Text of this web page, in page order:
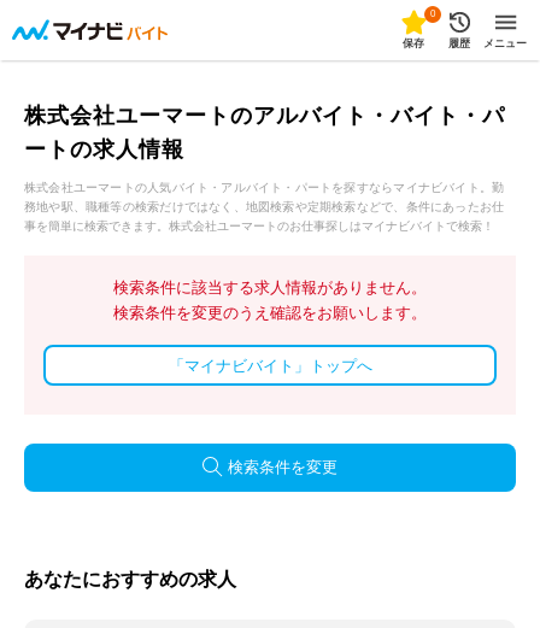
0
保存 履歴 メニュー
株式会社ユーマートのアルバイト・バイト・パ
ートの求人情報
株式会社ユーマートの人気バイト・アルバイト・パートを探すならマイナビバイト。勤
務地や駅、職種等の検索だけではなく、地図検索や定期検索などで、条件にあったお仕
事を簡単に検索できます。株式会社ユーマートのお仕事探しはマイナビバイトで検索！
検索条件に該当する求人情報がありません。
検索条件を変更のうえ確認をお願いします。
「マイナビバイト」トップへ
検索条件を変更
あなたにおすすめの求人